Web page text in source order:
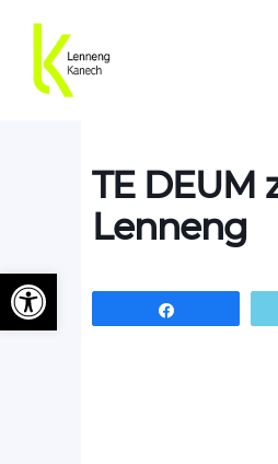
TE DEUM
Lenneng
Ouvrir la barre d’outils